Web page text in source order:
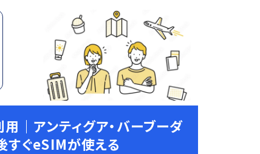
｜アンティグア・バーブーダ
すぐeSIMが使える